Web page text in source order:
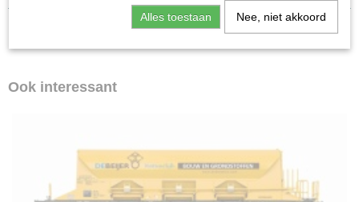
Ook interessant
Alles toestaan Nee, niet akkoord